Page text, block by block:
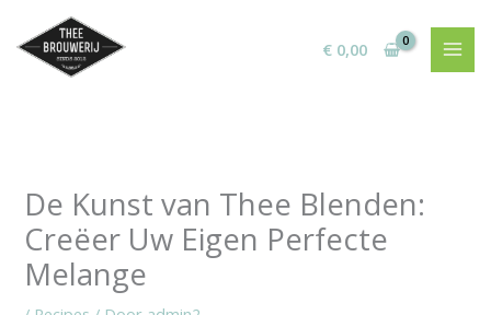
naar
€0,00
De Kunst van Thee Blenden:
Creëer Uw Eigen Perfecte
Melange